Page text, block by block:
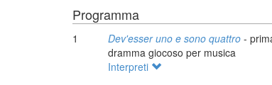
Programma
1 Dev'esser uno e sono quattro -
dramma giocoso per musica
Interpreti